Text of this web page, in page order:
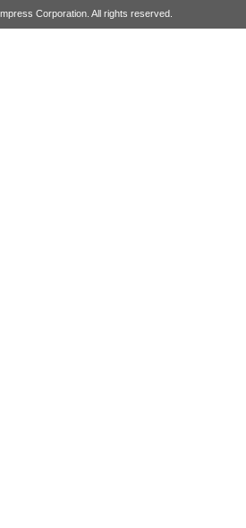
Corporation. All rights reserved.